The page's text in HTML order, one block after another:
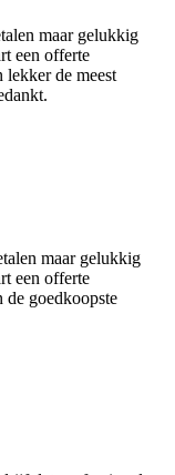
maar gelukkig
een offerte
lekker de meest
maar gelukkig
een offerte
de goedkoopste